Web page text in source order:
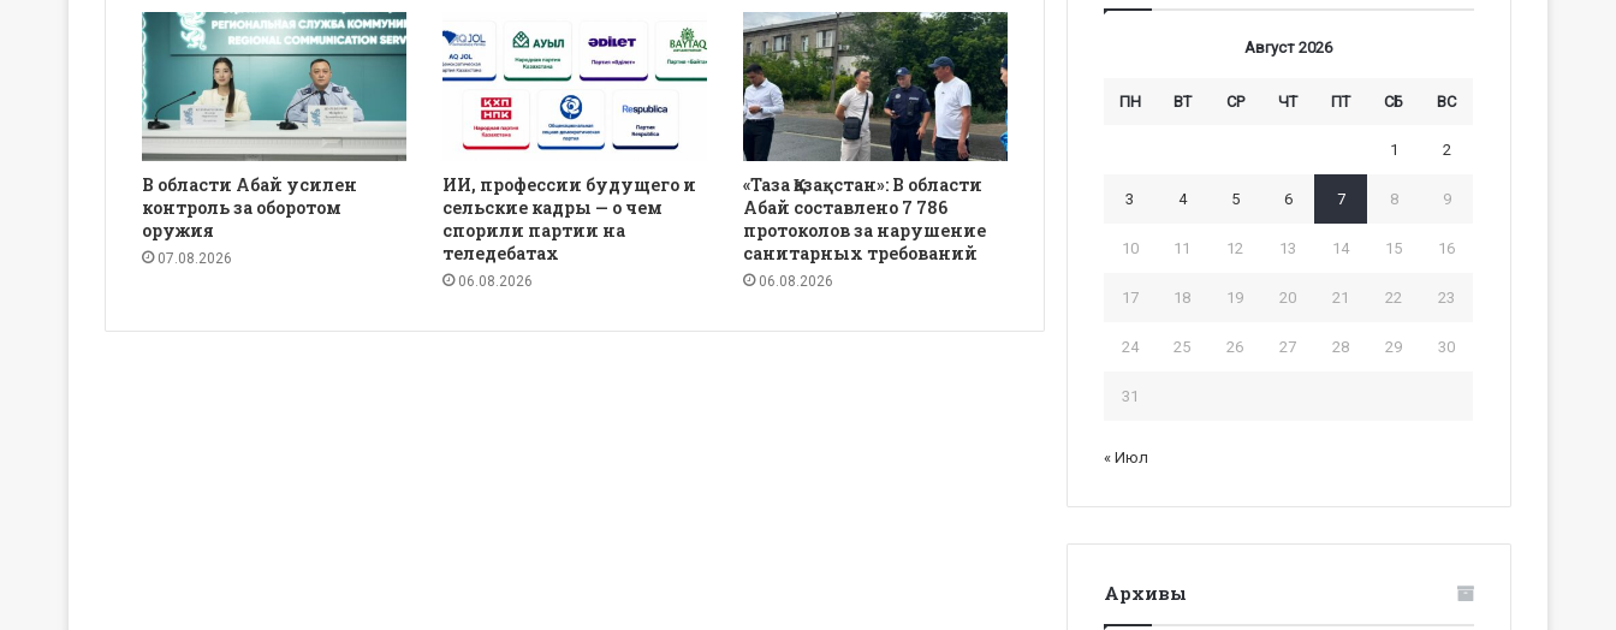
В области Абай усилен
контроль за оборотом
оружия
07.08.2026
ИИ, профессии будущего и
сельские кадры — о чем
спорили партии на
теледебатах
06.08.2026
«Таза Қазақстан»: В области
Абай составлено 7 786
протоколов за нарушение
санитарных требований
06.08.2026
Август 2026
ПН ВТ СР ЧТ ПТ СБ ВС
1 2
3 4 5 6 7 8 9
10 11 12 13 14 15 16
17 18 19 20 21 22 23
24 25 26 27 28 29 30
31
« Июл
Архивы